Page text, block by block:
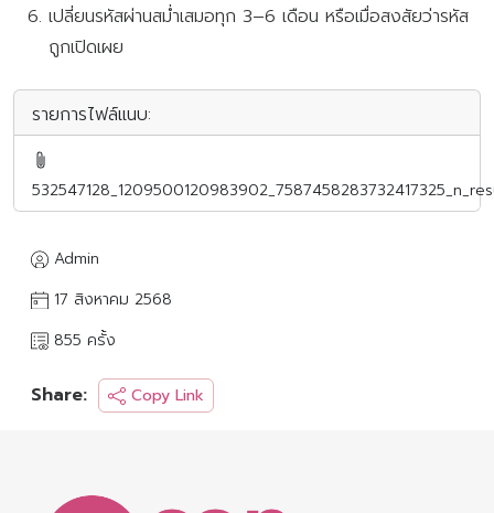
เปลี่ยนรหัสผ่านสม่ำเสมอทุก 3–6 เดือน หรือเมื่อสงสัยว่ารหัส
ถูกเปิดเผย
รายการไฟล์แนบ:
Admin
17 สิงหาคม 2568
855 ครั้ง
Share: Copy Link